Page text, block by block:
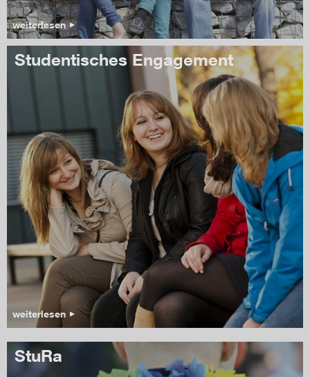
weiterlesen
Studentisches Engagement
weiterlesen
StuRa